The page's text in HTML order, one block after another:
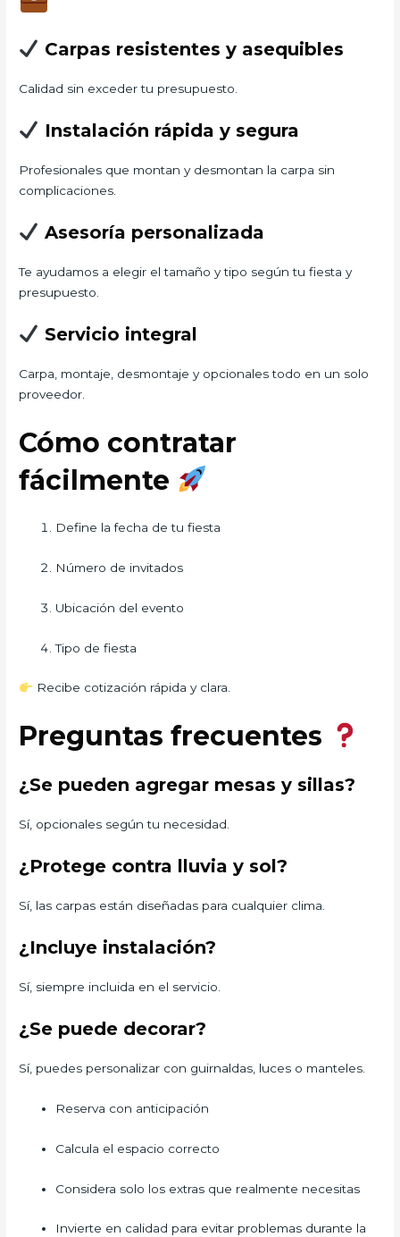
Carpas resistentes y asequibles
Calidad sin exceder tu presupuesto.
Instalación rápida y segura
Profesionales que montan y desmontan la carpa sin
complicaciones.
Asesoría personalizada
Te ayudamos a elegir el tamaño y tipo según tu fiesta y
presupuesto.
Servicio integral
Carpa, montaje, desmontaje y opcionales todo en un solo
proveedor.
Cómo contratar
fácilmente
Define la fecha de tu fiesta
Número de invitados
Ubicación del evento
Tipo de fiesta
Recibe cotización rápida y clara.
Preguntas frecuentes
¿Se pueden agregar mesas y sillas?
Sí, opcionales según tu necesidad.
¿Protege contra lluvia y sol?
Sí, las carpas están diseñadas para cualquier clima.
¿Incluye instalación?
Sí, siempre incluida en el servicio.
¿Se puede decorar?
Sí, puedes personalizar con guirnaldas, luces o manteles.
Reserva con anticipación
Calcula el espacio correcto
Considera solo los extras que realmente necesitas
Invierte en calidad para evitar problemas durante la